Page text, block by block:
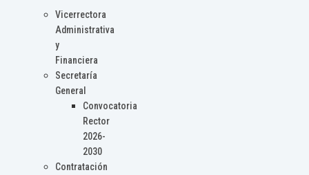
Vicerrectora
Administrativa
y
Financiera
Secretaría
General
Convocatoria
Rector
2026-
2030
Contratación